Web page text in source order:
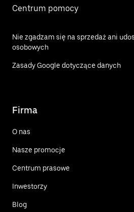
Centrum pomocy
Nie zgadzam się na sprzedaż ani
osobowych
Zasady Google dotyczące danych
Firma
O nas
Nasze promocje
Centrum prasowe
Inwestorzy
Blog